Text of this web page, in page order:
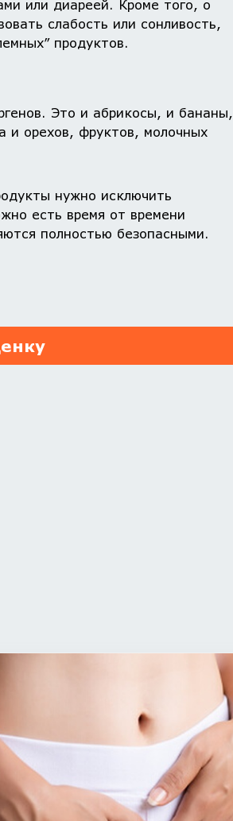
или диареей. Кроме того, о
слабость или сонливость,
продуктов.
Это и абрикосы, и бананы,
и орехов, фруктов, молочных
нужно исключить
есть время от времени
полностью безопасными.